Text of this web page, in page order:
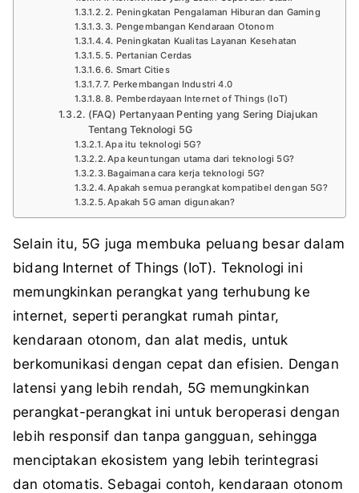
2. Peningkatan Pengalaman Hiburan dan Gaming
3. Pengembangan Kendaraan Otonom
4. Peningkatan Kualitas Layanan Kesehatan
5. Pertanian Cerdas
6. Smart Cities
7. Perkembangan Industri 4.0
8. Pemberdayaan Internet of Things (IoT)
(FAQ) Pertanyaan Penting yang Sering Diajukan
Tentang Teknologi 5G
Apa itu teknologi 5G?
Apa keuntungan utama dari teknologi 5G?
Bagaimana cara kerja teknologi 5G?
Apakah semua perangkat kompatibel dengan 5G?
Apakah 5G aman digunakan?
Selain itu, 5G juga membuka peluang besar dalam
bidang Internet of Things (IoT). Teknologi ini
memungkinkan perangkat yang terhubung ke
internet, seperti perangkat rumah pintar,
kendaraan otonom, dan alat medis, untuk
berkomunikasi dengan cepat dan efisien. Dengan
latensi yang lebih rendah, 5G memungkinkan
perangkat-perangkat ini untuk beroperasi dengan
lebih responsif dan tanpa gangguan, sehingga
menciptakan ekosistem yang lebih terintegrasi
dan otomatis. Sebagai contoh, kendaraan otonom